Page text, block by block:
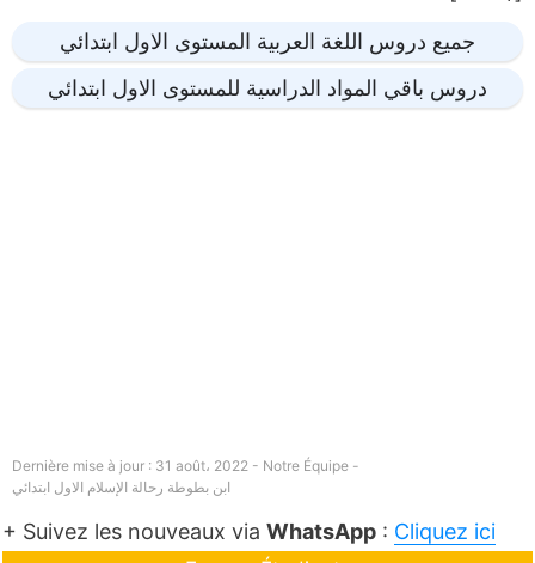
جميع دروس اللغة العربية المستوى الاول ابتدائي
دروس باقي المواد الدراسية للمستوى الاول ابتدائي
Dernière mise à jour : 31 août، 2022 - Notre Équipe -
ابن بطوطة رحالة الإسلام الاول ابتدائي
+ Suivez les nouveaux via WhatsApp : Cliquez ici